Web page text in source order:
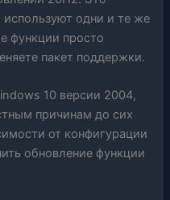
используют одни и те же
функции просто
пакет поддержки.
10 версии 2004,
причинам до сих
от конфигурации
обновление функции